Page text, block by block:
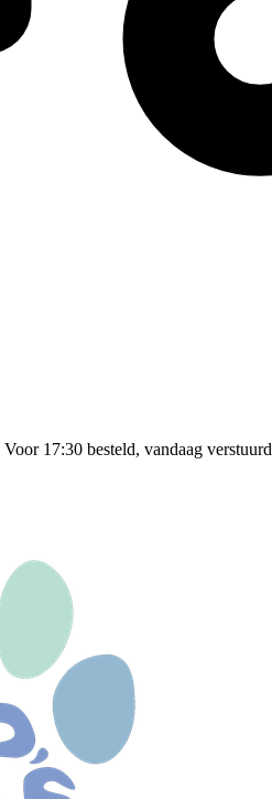
Voor 17:30 besteld, vandaag verstuurd